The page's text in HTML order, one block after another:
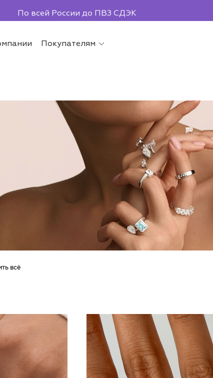
По всей России до ПВЗ СДЭК
Покупателям
всё